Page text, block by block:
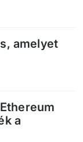
amelyet
a